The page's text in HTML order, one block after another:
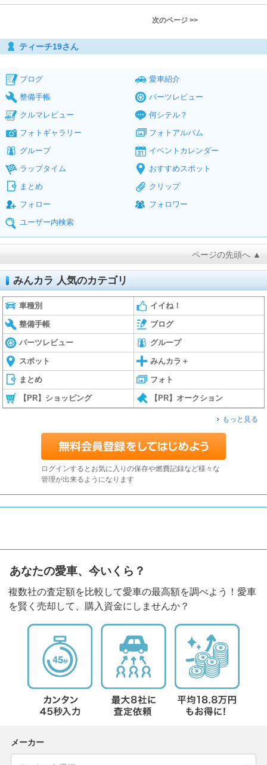
次のページ >>
ティーチ19さん
ブログ
愛車紹介
整備手帳
パーツレビュー
クルマレビュー
何シテル？
フォトギャラリー
フォトアルバム
グループ
イベントカレンダー
ラップタイム
おすすめスポット
まとめ
クリップ
フォロー
フォロワー
ユーザー内検索
ページの先頭へ ▲
みんカラ 人気のカテゴリ
車種別 イイね！
整備手帳 ブログ
パーツレビュー グループ
スポット みんカラ＋
まとめ フォト
【PR】ショッピング 【PR】オークション
もっと見る
ログインするとお気に入りの保存や燃費記録など様々な
管理が出来るようになります
あなたの愛車、今いくら？
複数社の査定額を比較して愛車の最高額を調べよう！愛車
を賢く売却して、購入資金にしませんか？
メーカー